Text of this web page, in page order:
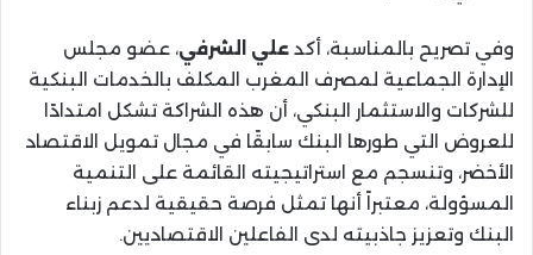
وفي تصريح بالمناسبة، أكد علي الشرفي، عضو مجلس
الإدارة الجماعية لمصرف المغرب المكلف بالخدمات البنكية
للشركات والاستثمار البنكي، أن هذه الشراكة تشكل امتدادًا
للعروض التي طورها البنك سابقًا في مجال تمويل الاقتصاد
الأخضر، وتنسجم مع استراتيجيته القائمة على التنمية
المسؤولة، معتبراً أنها تمثل فرصة حقيقية لدعم زبناء
البنك وتعزيز جاذبيته لدى الفاعلين الاقتصاديين.